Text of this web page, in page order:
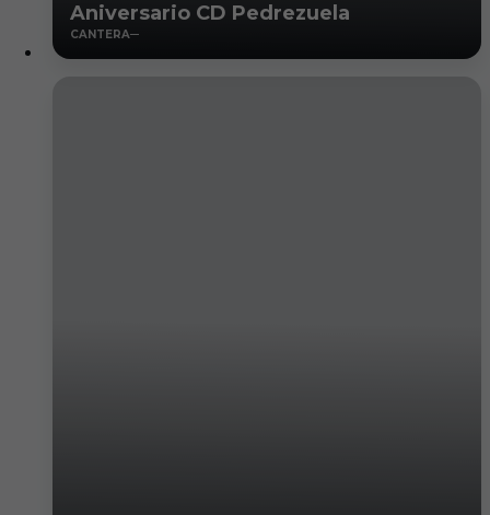
Aniversario CD Pedrezuela
CANTERA